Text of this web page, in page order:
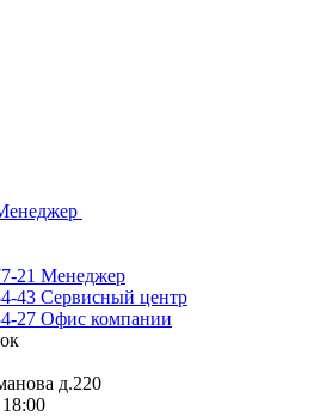
21 Менеджер
43 Сервисный центр
27 Офис компании
д.220